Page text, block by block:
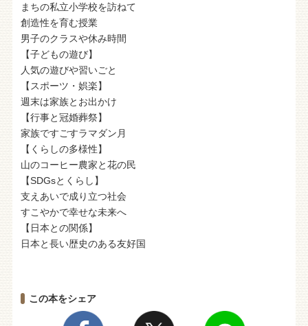
まちの私立小学校を訪ねて
創造性を育む授業
男子のクラスや休み時間
【子どもの遊び】
人気の遊びや習いごと
【スポーツ・娯楽】
週末は家族とお出かけ
【行事と冠婚葬祭】
家族ですごすラマダン月
【くらしの多様性】
山のコーヒー農家と花の民
【SDGsとくらし】
支えあいで成り立つ社会
すこやかで幸せな未来へ
【日本との関係】
日本と長い歴史のある友好国
この本をシェア